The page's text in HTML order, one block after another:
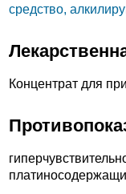
средство,
Концентрат для